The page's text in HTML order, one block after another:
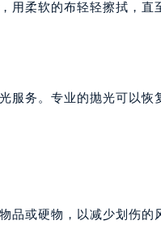
用柔软的布轻轻擦拭，直
服务。专业的抛光可以
品或硬物，以减少划伤